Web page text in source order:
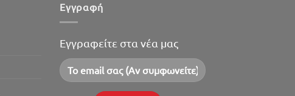
Εγγραφή
Εγγραφείτε στα νέα μας